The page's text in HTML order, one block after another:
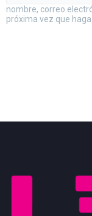
nombre, correo
próxima vez que